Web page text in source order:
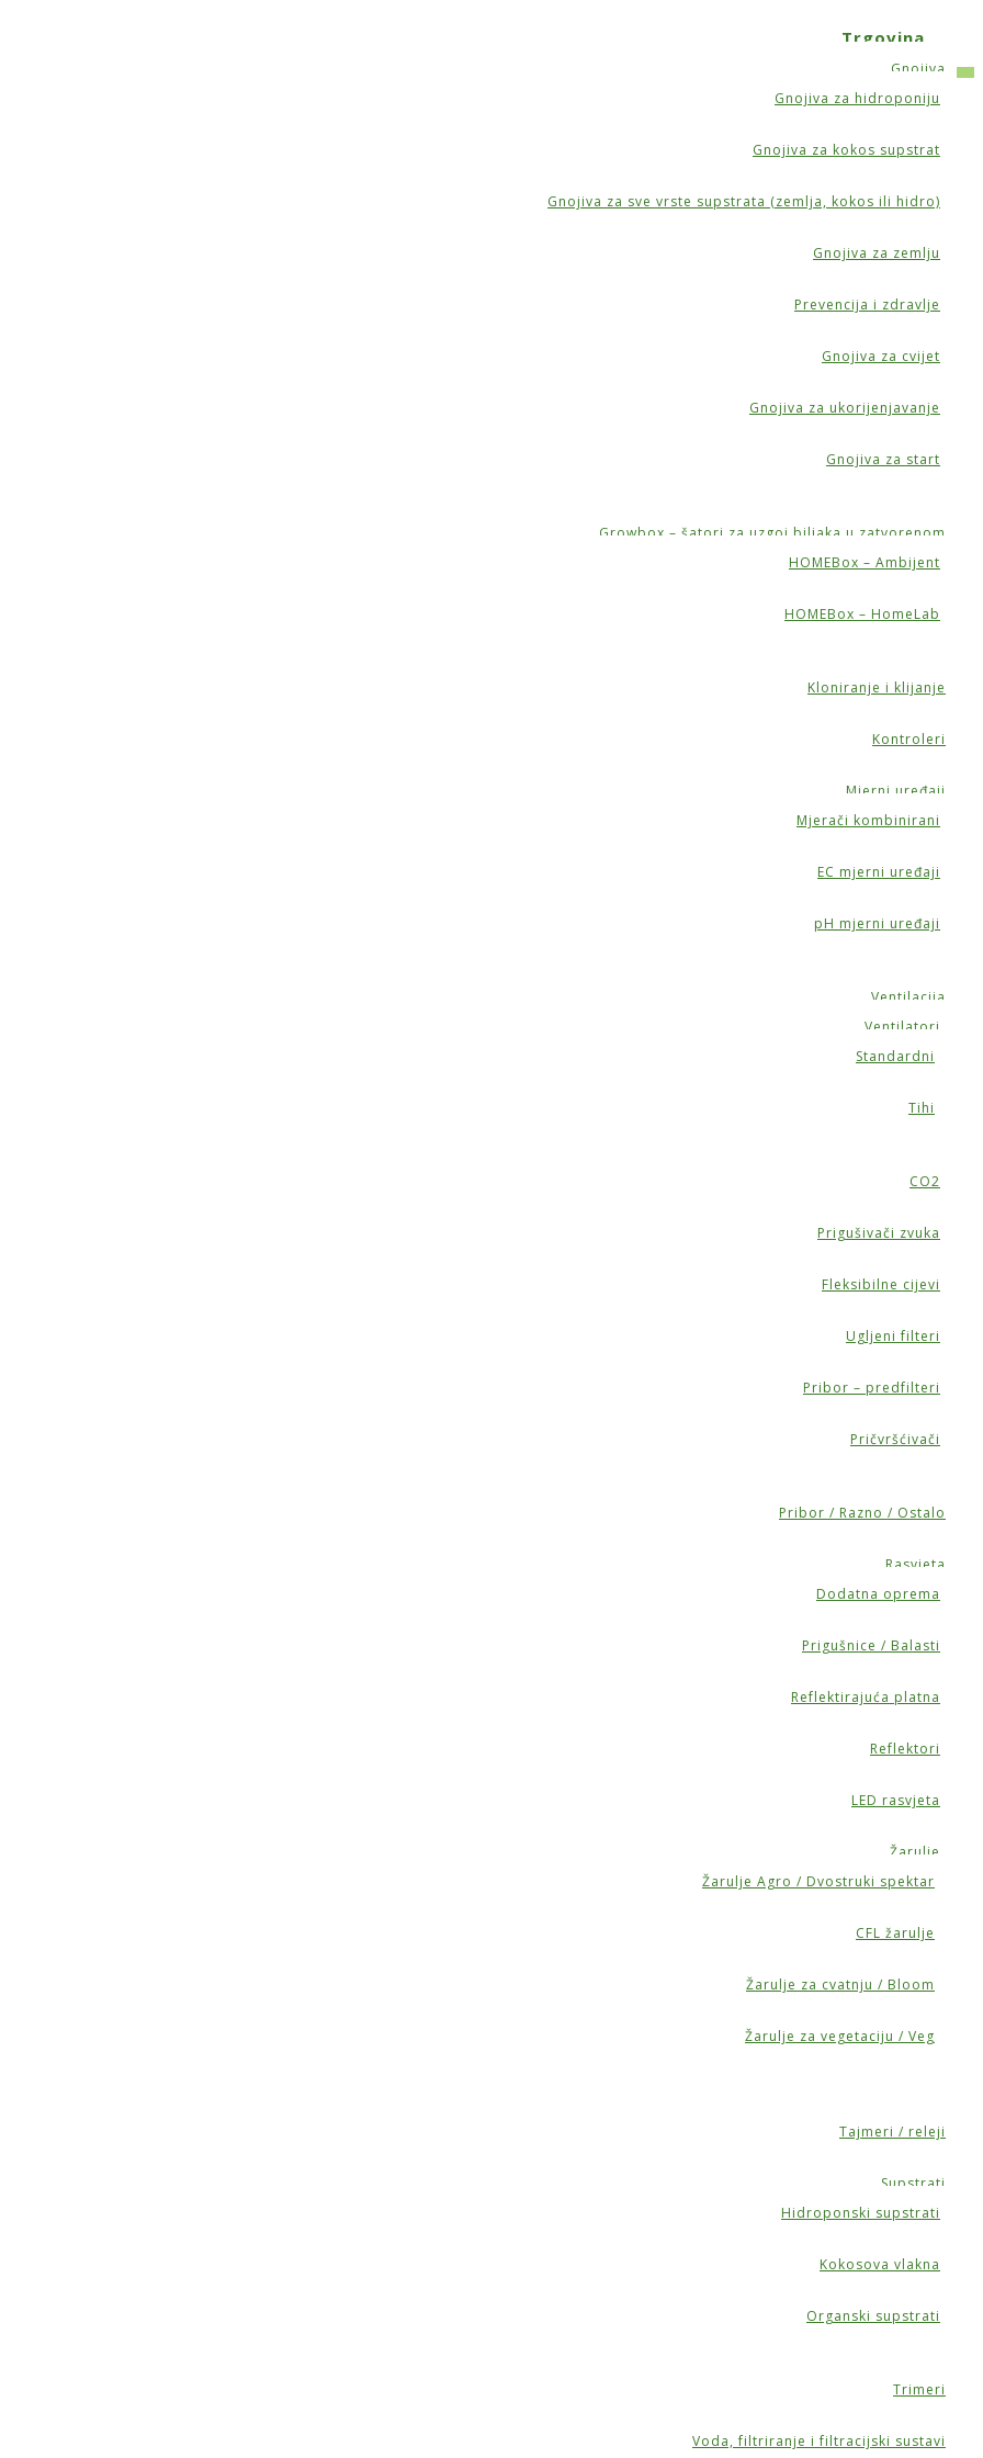
Trgovina
Gnojiva
Gnojiva za hidroponiju
Gnojiva za kokos supstrat
Gnojiva za sve vrste supstrata (zemlja, kokos ili hidro)
Gnojiva za zemlju
Prevencija i zdravlje
Gnojiva za cvijet
Gnojiva za ukorijenjavanje
Gnojiva za start
Growbox – šatori za uzgoj biljaka u zatvorenom
HOMEBox – Ambijent
HOMEBox – HomeLab
Kloniranje i klijanje
Kontroleri
Mjerni uređaji
Mjerači kombinirani
EC mjerni uređaji
pH mjerni uređaji
Ventilacija
Ventilatori
Standardni
Tihi
CO2
Prigušivači zvuka
Fleksibilne cijevi
Ugljeni filteri
Pribor – predfilteri
Pričvršćivači
Pribor / Razno / Ostalo
Rasvjeta
Dodatna oprema
Prigušnice / Balasti
Reflektirajuća platna
Reflektori
LED rasvjeta
Žarulje
Žarulje Agro / Dvostruki spektar
CFL žarulje
Žarulje za cvatnju / Bloom
Žarulje za vegetaciju / Veg
Tajmeri / releji
Supstrati
Hidroponski supstrati
Kokosova vlakna
Organski supstrati
Trimeri
Voda, filtriranje i filtracijski sustavi
za sljedeći put kada budem komentirao.